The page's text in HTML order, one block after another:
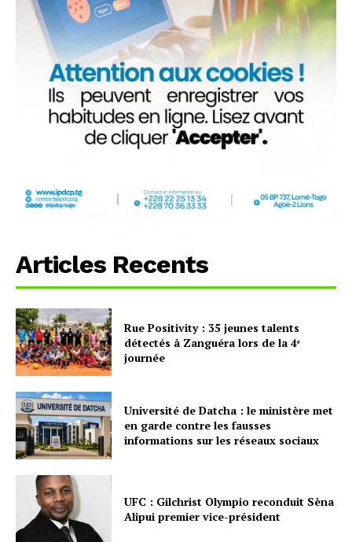
Articles Recents
Rue Positivity : 35 jeunes talents
détectés à Zanguéra lors de la 4ᵉ
journée
Université de Datcha : le ministère met
en garde contre les fausses
informations sur les réseaux sociaux
UFC : Gilchrist Olympio reconduit Sèna
Alipui premier vice-président